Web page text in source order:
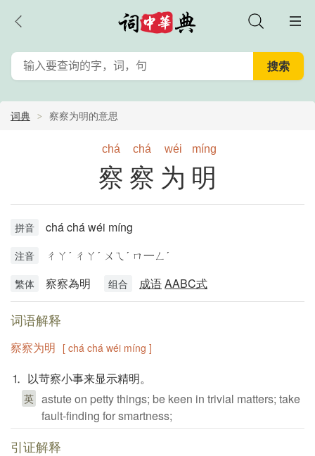
词典 察察为明的意思
chá chá wéi míng
察察为明
拼音 chá chá wéi míng
注音 ㄔㄚˊ ㄔㄚˊ ㄨㄟˊ ㄇ一ㄥˊ
繁体 察察為明 组合 成语AABC式
词语解释
察察为明 [ chá chá wéi míng ]
⒈ 以苛察小事来显示精明。
英 astute on petty things; be keen in trivial matters; take
fault-finding for smartness;
引证解释